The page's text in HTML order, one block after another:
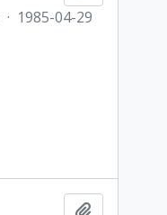
· 1985-04-29